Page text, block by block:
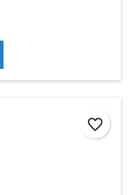
favorite_border